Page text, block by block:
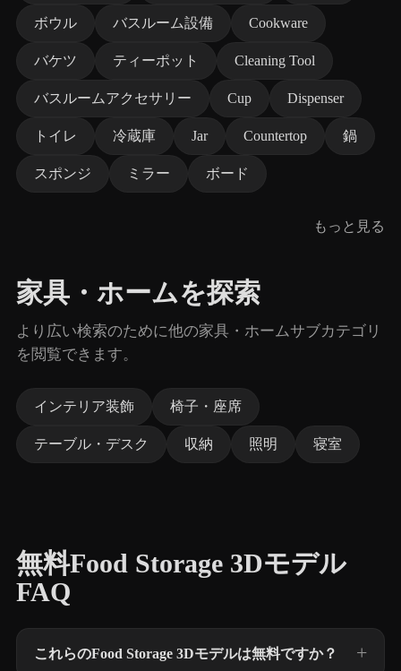
ボウル バスルーム設備 Cookware
バケツ ティーポット Cleaning Tool
バスルームアクセサリー Cup Dispenser
トイレ 冷蔵庫 Jar Countertop 鍋
スポンジ ミラー ボード
もっと見る
家具・ホームを探索
より広い検索のために他の家具・ホームサブカテゴリ
を閲覧できます。
インテリア装飾 椅子・座席
テーブル・デスク 収納 照明 寝室
無料Food Storage 3Dモデル
FAQ
これらのFood Storage 3Dモデルは無料ですか？